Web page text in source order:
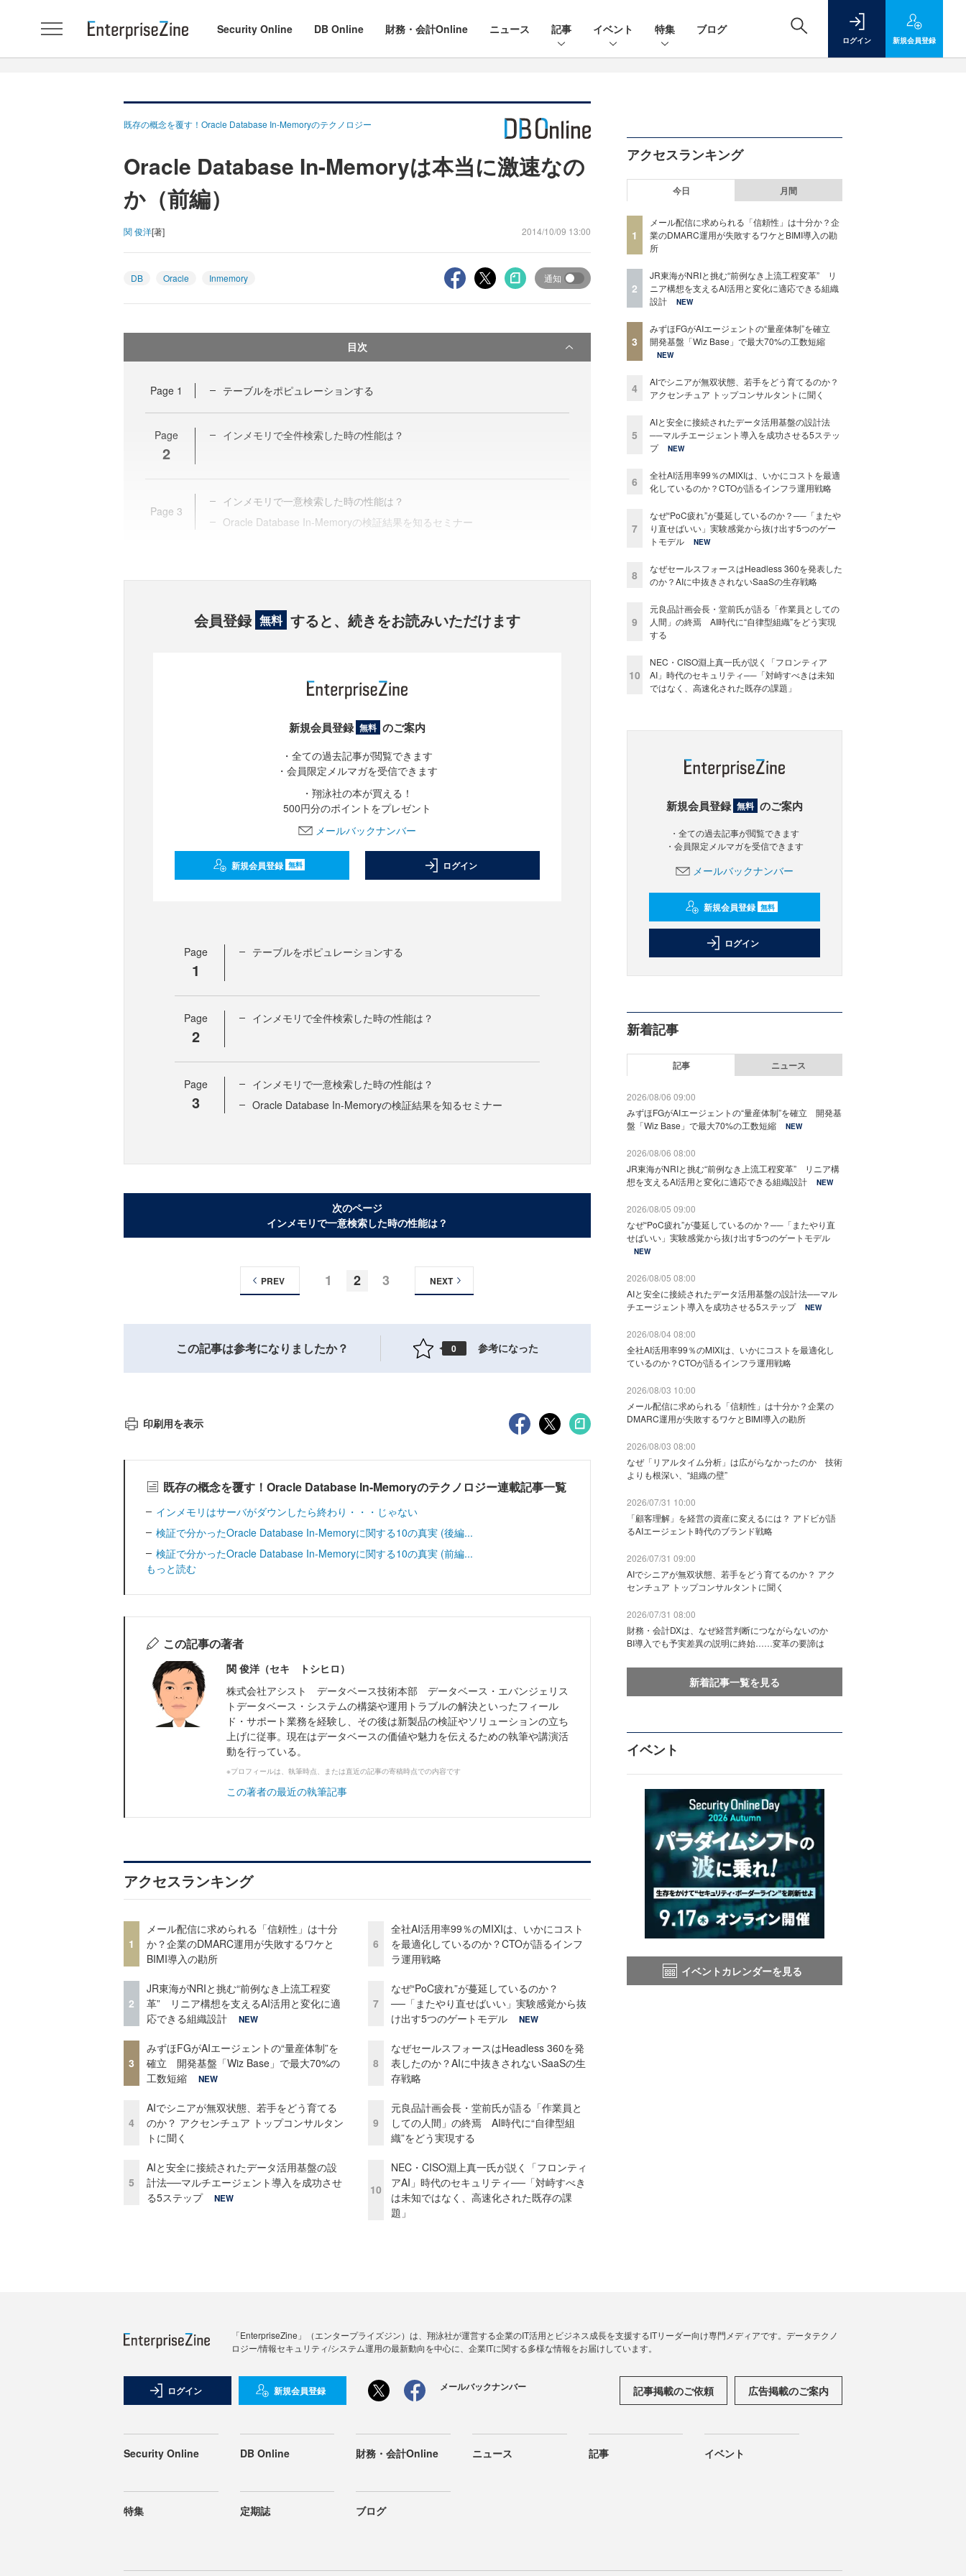
Security Online DB Online 財務・会計Online ニュース 記事 イベント 特集 ブログ
ログイン 新規会員登録
既存の概念を覆す！Oracle Database In-Memoryのテクノロジー
Oracle Database In-Memoryは本当に激速なの
か（前編）
関 俊洋[著] 2014/10/09 13:00
DB Oracle Inmemory 通知
目次
Page 1 テーブルをポピュレーションする
Page
2
インメモリで全件検索した時の性能は？
Page 3
インメモリで一意検索した時の性能は？
Oracle Database In-Memoryの検証結果を知るセミナー
会員登録 無料 すると、続きをお読みいただけます
新規会員登録 無料 のご案内
・全ての過去記事が閲覧できます
・会員限定メルマガを受信できます
・翔泳社の本が買える！
500円分のポイントをプレゼント
メールバックナンバー
新規会員登録 無料 ログイン
Page
1
テーブルをポピュレーションする
Page
2
インメモリで全件検索した時の性能は？
Page
3
インメモリで一意検索した時の性能は？
Oracle Database In-Memoryの検証結果を知るセミナー
次のページ
インメモリで一意検索した時の性能は？
1 2 3
PREV NEXT
この記事は参考になりましたか？ 0 参考になった
印刷用を表示
既存の概念を覆す！Oracle Database In-Memoryのテクノロジー連載記事一覧
インメモリはサーバがダウンしたら終わり・・・じゃない
検証で分かったOracle Database In-Memoryに関する10の真実 (後編...
検証で分かったOracle Database In-Memoryに関する10の真実 (前編...
もっと読む
この記事の著者
関 俊洋（セキ トシヒロ）
株式会社アシスト データベース技術本部 データベース・エバンジェリス
トデータベース・システムの構築や運用トラブルの解決といったフィール
ド・サポート業務を経験し、その後は新製品の検証やソリューションの立ち
上げに従事。現在はデータベースの価値や魅力を伝えるための執筆や講演活
動を行っている。
※プロフィールは、執筆時点、または直近の記事の寄稿時点での内容です
この著者の最近の執筆記事
アクセスランキング
1
メール配信に求められる「信頼性」は十分
か？企業のDMARC運用が失敗するワケと
BIMI導入の勘所
2
JR東海がNRIと挑む“前例なき上流工程変
革” リニア構想を支えるAI活用と変化に適
応できる組織設計
NEW
3
みずほFGがAIエージェントの“量産体制”を
確立 開発基盤「Wiz Base」で最大70%の
工数短縮
NEW
4
AIでシニアが無双状態、若手をどう育てる
のか？ アクセンチュア トップコンサルタン
トに聞く
5
AIと安全に接続されたデータ活用基盤の設
計法──マルチエージェント導入を成功させ
る5ステップ
NEW
6
全社AI活用率99％のMIXIは、いかにコスト
を最適化しているのか？CTOが語るインフ
ラ運用戦略
7
なぜ“PoC疲れ”が蔓延しているのか？
──「またやり直せばいい」実験感覚から抜
け出す5つのゲートモデル
NEW
8
なぜセールスフォースはHeadless 360を発
表したのか？AIに中抜きされないSaaSの生
存戦略
9
元良品計画会長・堂前氏が語る「作業員と
しての人間」の終焉 AI時代に“自律型組
織”をどう実現する
10
NEC・CISO淵上真一氏が説く「フロンティ
アAI」時代のセキュリティ──「対峙すべき
は未知ではなく、高速化された既存の課
題」
アクセスランキング
今日 月間
1
メール配信に求められる「信頼性」は十分か？企
業のDMARC運用が失敗するワケとBIMI導入の勘
所
2
JR東海がNRIと挑む“前例なき上流工程変革” リ
ニア構想を支えるAI活用と変化に適応できる組織
設計
NEW
3
みずほFGがAIエージェントの“量産体制”を確立
開発基盤「Wiz Base」で最大70%の工数短縮
NEW
4
AIでシニアが無双状態、若手をどう育てるのか？
アクセンチュア トップコンサルタントに聞く
5
AIと安全に接続されたデータ活用基盤の設計法
──マルチエージェント導入を成功させる5ステッ
プ
NEW
6
全社AI活用率99％のMIXIは、いかにコストを最適
化しているのか？CTOが語るインフラ運用戦略
7
なぜ“PoC疲れ”が蔓延しているのか？──「またや
り直せばいい」実験感覚から抜け出す5つのゲー
トモデル
NEW
8
なぜセールスフォースはHeadless 360を発表した
のか？AIに中抜きされないSaaSの生存戦略
9
元良品計画会長・堂前氏が語る「作業員としての
人間」の終焉 AI時代に“自律型組織”をどう実現
する
10
NEC・CISO淵上真一氏が説く「フロンティア
AI」時代のセキュリティ──「対峙すべきは未知
ではなく、高速化された既存の課題」
新規会員登録 無料 のご案内
・全ての過去記事が閲覧できます
・会員限定メルマガを受信できます
メールバックナンバー
新規会員登録 無料
ログイン
新着記事
記事 ニュース
2026/08/06 09:00
みずほFGがAIエージェントの“量産体制”を確立 開発基
盤「Wiz Base」で最大70%の工数短縮
NEW
2026/08/06 08:00
JR東海がNRIと挑む“前例なき上流工程変革” リニア構
想を支えるAI活用と変化に適応できる組織設計
NEW
2026/08/05 09:00
なぜ“PoC疲れ”が蔓延しているのか？──「またやり直
せばいい」実験感覚から抜け出す5つのゲートモデル
NEW
2026/08/05 08:00
AIと安全に接続されたデータ活用基盤の設計法──マル
チエージェント導入を成功させる5ステップ
NEW
2026/08/04 08:00
全社AI活用率99％のMIXIは、いかにコストを最適化し
ているのか？CTOが語るインフラ運用戦略
2026/08/03 10:00
メール配信に求められる「信頼性」は十分か？企業の
DMARC運用が失敗するワケとBIMI導入の勘所
2026/08/03 08:00
なぜ「リアルタイム分析」は広がらなかったのか 技術
よりも根深い、“組織の壁”
2026/07/31 10:00
「顧客理解」を経営の資産に変えるには？ アドビが語
るAIエージェント時代のブランド戦略
2026/07/31 09:00
AIでシニアが無双状態、若手をどう育てるのか？ アク
センチュア トップコンサルタントに聞く
2026/07/31 08:00
財務・会計DXは、なぜ経営判断につながらないのか
BI導入でも予実差異の説明に終始……変革の要諦は
新着記事一覧を見る
イベント
イベントカレンダーを見る
「EnterpriseZine」（エンタープライズジン）は、翔泳社が運営する企業のIT活用とビジネス成長を支援するITリーダー向け専門メディアです。データテクノ
ロジー/情報セキュリティ/システム運用の最新動向を中心に、企業ITに関する多様な情報をお届けしています。
ログイン 新規会員登録 メールバックナンバー 記事掲載のご依頼 広告掲載のご案内
Security Online DB Online 財務・会計Online ニュース 記事 イベント
特集 定期誌 ブログ